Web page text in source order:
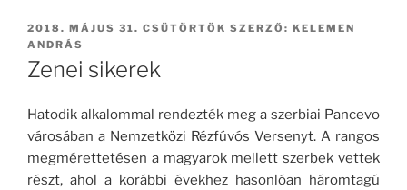
BEKÜLDVE:
2018. MÁJUS 31. CSÜTÖRTÖK SZERZŐ: KELEMEN
ANDRÁS
Zenei sikerek
Hatodik alkalommal rendezték meg a szerbiai Pancevo
városában a Nemzetközi Rézfúvós Versenyt. A rangos
megmérettetésen a magyarok mellett szerbek vettek
részt, ahol a korábbi évekhez hasonlóan háromtagú